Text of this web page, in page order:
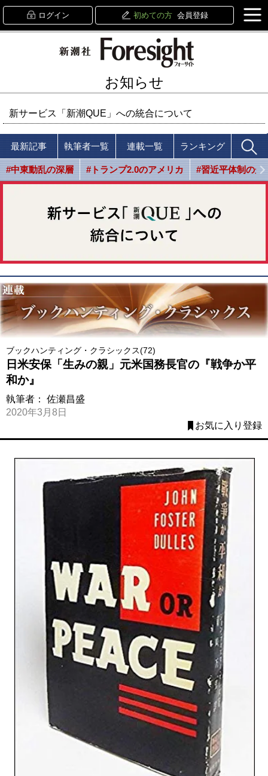
ログイン 初めての方 会員登録
お知らせ
新サービス「新潮QUE」への統合について
最新記事 執筆者一覧 連載一覧 ランキング
#中東動乱の深層 #トランプ2.0のアメリカ #習近平体制の光
ブックハンティング・クラシックス(72)
日米安保「生みの親」元米国務長官の『戦争か平
和か』
執筆者： 佐瀬昌盛
2020年3月8日
お気に入り登録